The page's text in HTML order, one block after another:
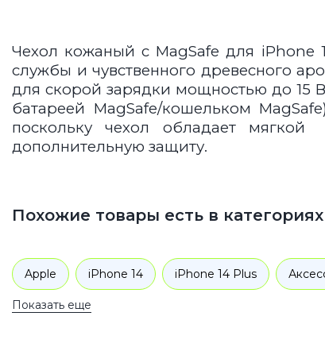
Чехол кожаный с MagSafe для iPhone
службы и чувственного древесного
для скорой зарядки мощностью до 15
батареей MagSafe/кошельком
поскольку чехол обладает мягкой
дополнительную защиту.
Похожие товары есть в категориях
Apple iPhone 14 iPhone 14 Plus
Показать еще